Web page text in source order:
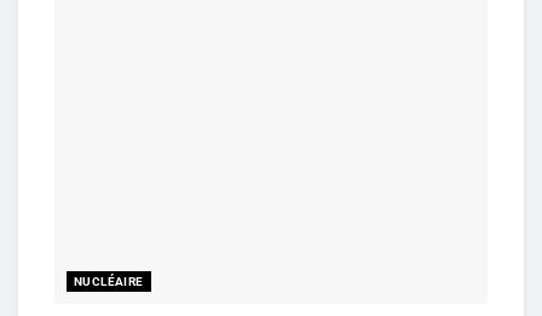
NUCLÉAIRE